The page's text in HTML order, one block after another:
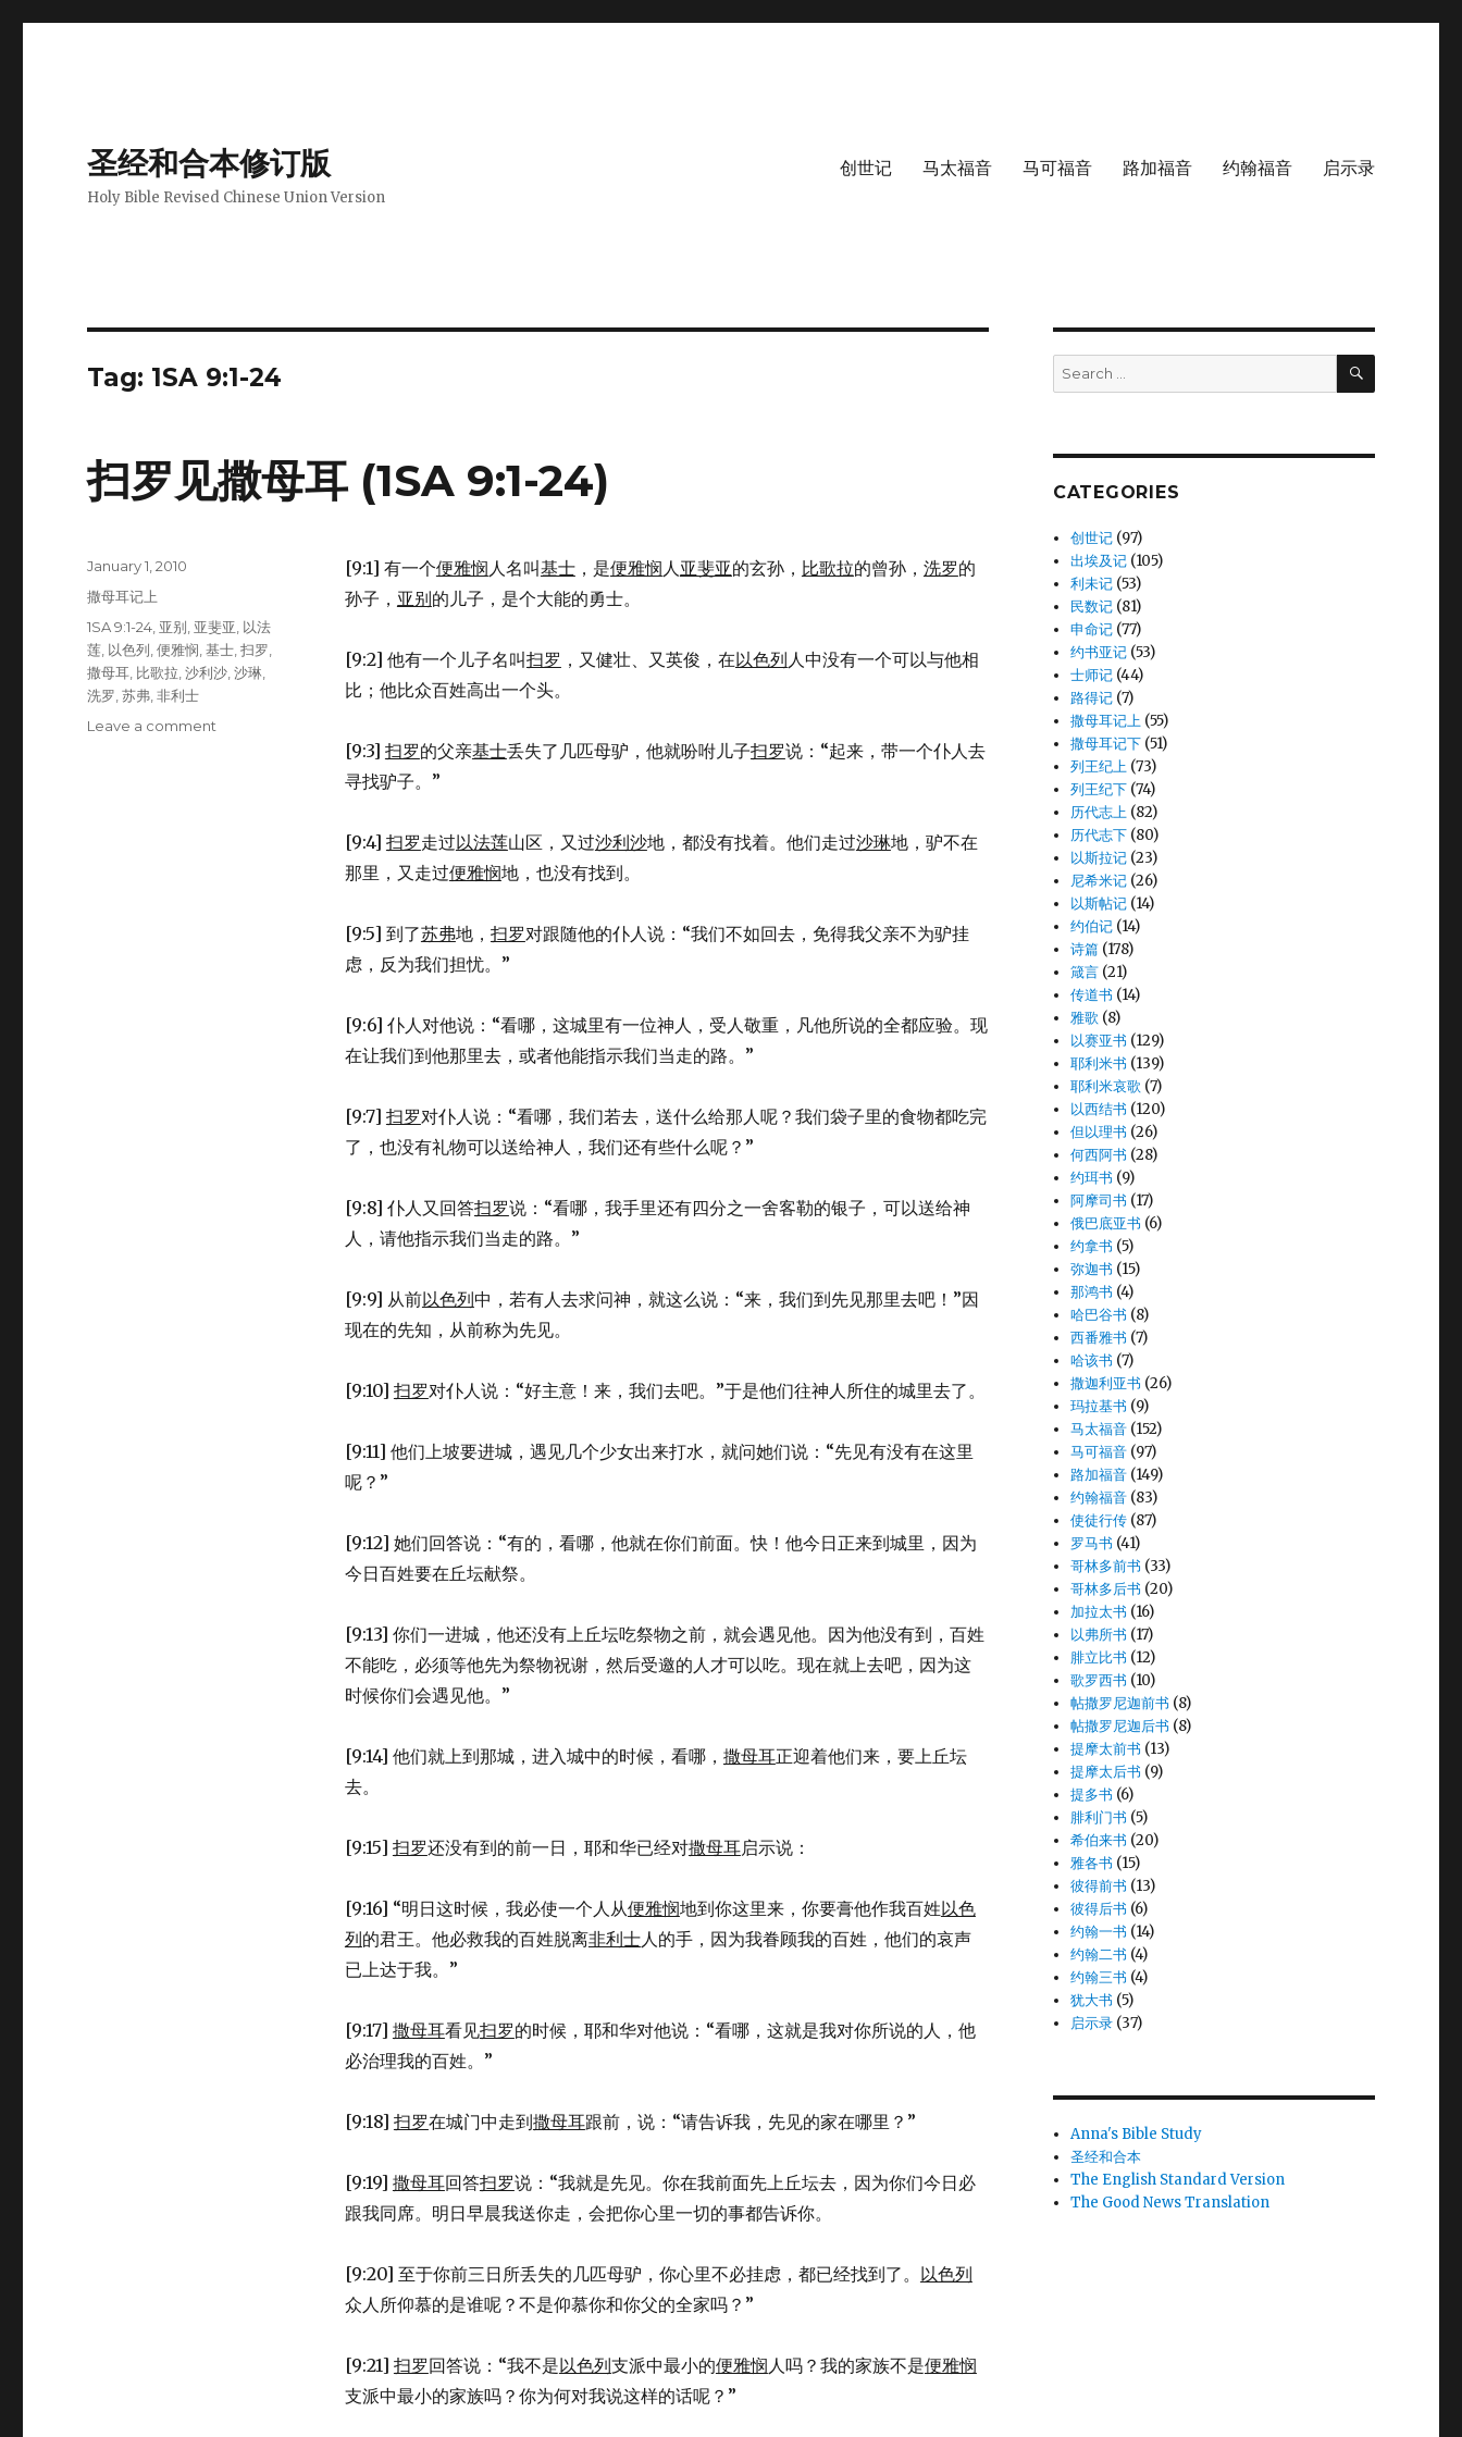
圣经和合本修订版
Holy Bible Revised Chinese Union Version
创世记 马太福音 马可福音 路加福音 约翰福音 启示录
Tag: 1SA 9:1-24
扫罗见撒母耳 (1SA 9:1-24)
[9:1] 有一个便雅悯人名叫基士，是便雅悯人亚斐亚的玄孙， 比歌拉的曾孙， 洗罗的
孙子， 亚别的儿子，是个大能的勇士。
[9:2] 他有一个儿子名叫扫罗 ，又健壮、又英俊，在以色列人中没有一个可以与他相
比；他比众百姓高出一个头。
[9:3] 扫罗的父亲基士丢失了几匹母驴，他就吩咐儿子扫罗说：“起来，带一个仆人去
寻找驴子。”
[9:4] 扫罗走过以法莲山区，又过沙利沙地，都没有找着。他们走过沙琳地，驴不在
那里，又走过便雅悯地，也没有找到。
[9:5] 到了苏弗地， 扫罗对跟随他的仆人说：“我们不如回去，免得我父亲不为驴挂
虑，反为我们担忧。”
[9:6] 仆人对他说：“看哪，这城里有一位神人，受人敬重，凡他所说的全都应验。现
在让我们到他那里去，或者他能指示我们当走的路。”
[9:7] 扫罗对仆人说：“看哪，我们若去，送什么给那人呢？我们袋子里的食物都吃完
了，也没有礼物可以送给神人，我们还有些什么呢？”
[9:8] 仆人又回答扫罗说：“看哪，我手里还有四分之一舍客勒的银子，可以送给神
人，请他指示我们当走的路。”
[9:9] 从前以色列中，若有人去求问神，就这么说：“来，我们到先见那里去吧！”因
现在的先知，从前称为先见。
[9:10] 扫罗对仆人说：“好主意！来，我们去吧。”于是他们往神人所住的城里去了。
[9:11] 他们上坡要进城，遇见几个少女出来打水，就问她们说：“先见有没有在这里
呢？”
[9:12] 她们回答说：“有的，看哪，他就在你们前面。快！他今日正来到城里，因为
今日百姓要在丘坛献祭。
[9:13] 你们一进城，他还没有上丘坛吃祭物之前，就会遇见他。因为他没有到，百姓
不能吃，必须等他先为祭物祝谢，然后受邀的人才可以吃。现在就上去吧，因为这
时候你们会遇见他。”
[9:14] 他们就上到那城，进入城中的时候，看哪， 撒母耳正迎着他们来，要上丘坛
去。
[9:15] 扫罗还没有到的前一日，耶和华已经对撒母耳启示说：
[9:16] “明日这时候，我必使一个人从便雅悯地到你这里来，你要膏他作我百姓以色
列的君王。他必救我的百姓脱离非利士人的手，因为我眷顾我的百姓，他们的哀声
已上达于我。”
[9:17] 撒母耳看见扫罗的时候，耶和华对他说：“看哪，这就是我对你所说的人，他
必治理我的百姓。”
[9:18] 扫罗在城门中走到撒母耳跟前，说：“请告诉我，先见的家在哪里？”
[9:19] 撒母耳回答扫罗说：“我就是先见。你在我前面先上丘坛去，因为你们今日必
跟我同席。明日早晨我送你走，会把你心里一切的事都告诉你。
[9:20] 至于你前三日所丢失的几匹母驴，你心里不必挂虑，都已经找到了。 以色列
众人所仰慕的是谁呢？不是仰慕你和你父的全家吗？”
[9:21] 扫罗回答说：“我不是以色列支派中最小的便雅悯人吗？我的家族不是便雅悯
支派中最小的家族吗？你为何对我说这样的话呢？”
Posted
on
January 1, 2010
Categories
撒母耳记上
Tags
1SA 9:1-24 亚别 亚斐亚 以法
莲 以色列 ,便雅悯 ,基士 ,扫罗
撒母耳 比歌拉 ,沙利沙 ,沙琳
洗罗 ,苏弗 ,非利士
Leave a comment
Search
for:
SEARCH
CATEGORIES
创世记 (97)
出埃及记 (105)
利未记 (53)
民数记 (81)
申命记 (77)
约书亚记 (53)
士师记 (44)
路得记 (7)
撒母耳记上 (55)
撒母耳记下 (51)
列王纪上 (73)
列王纪下 (74)
历代志上 (82)
历代志下 (80)
以斯拉记 (23)
尼希米记 (26)
以斯帖记 (14)
约伯记 (14)
诗篇 (178)
箴言 (21)
传道书 (14)
雅歌 (8)
以赛亚书 (129)
耶利米书 (139)
耶利米哀歌 (7)
以西结书 (120)
但以理书 (26)
何西阿书 (28)
约珥书 (9)
阿摩司书 (17)
俄巴底亚书 (6)
约拿书 (5)
弥迦书 (15)
那鸿书 (4)
哈巴谷书 (8)
西番雅书 (7)
哈该书 (7)
撒迦利亚书 (26)
玛拉基书 (9)
马太福音 (152)
马可福音 (97)
路加福音 (149)
约翰福音 (83)
使徒行传 (87)
罗马书 (41)
哥林多前书 (33)
哥林多后书 (20)
加拉太书 (16)
以弗所书 (17)
腓立比书 (12)
歌罗西书 (10)
帖撒罗尼迦前书 (8)
帖撒罗尼迦后书 (8)
提摩太前书 (13)
提摩太后书 (9)
提多书 (6)
腓利门书 (5)
希伯来书 (20)
雅各书 (15)
彼得前书 (13)
彼得后书 (6)
约翰一书 (14)
约翰二书 (4)
约翰三书 (4)
犹大书 (5)
启示录 (37)
Anna's Bible Study
圣经和合本
The English Standard Version
The Good News Translation